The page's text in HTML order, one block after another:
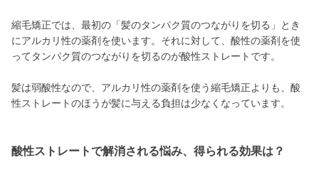
縮毛矯正では、最初の「髪のタンパク質のつながりを切る」とき
にアルカリ性の薬剤を使います。それに対して、酸性の薬剤を使
ってタンパク質のつながりを切るのが酸性ストレートです。
髪は弱酸性なので、アルカリ性の薬剤を使う縮毛矯正よりも、酸
性ストレートのほうが髪に与える負担は少なくなっています。
酸性ストレートで解消される悩み、得られる効果は？